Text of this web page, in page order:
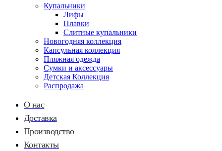
Купальники
Лифы
Плавки
Слитные купальники
Новогодняя коллекция
Капсульная коллекция
Пляжная одежда
Сумки и аксессуары
Детская Коллекция
Распродажа
О нас
Доставка
Производство
Контакты